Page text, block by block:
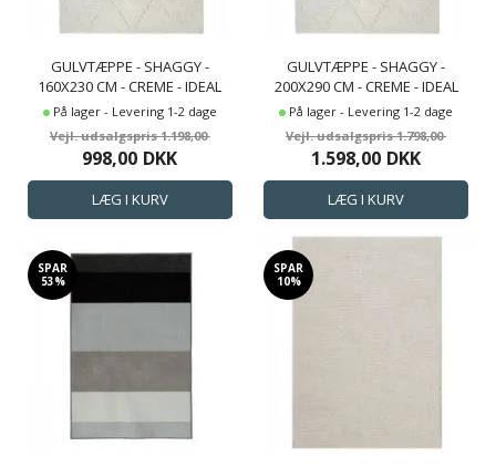
GULVTÆPPE - SHAGGY -
160X230 CM - CREME - IDEAL
SHAGGY - NORDSTRAND
På lager - Levering 1-2 dage
1.198,00
998,00 DKK
GULVTÆPPE - SHAGGY -
200X290 CM - CREME - IDEAL
SHAGGY - NORDSTRAND
På lager - Levering 1-2 dage
1.798,00
1.598,00 DKK
SPAR
53%
SPAR
10%